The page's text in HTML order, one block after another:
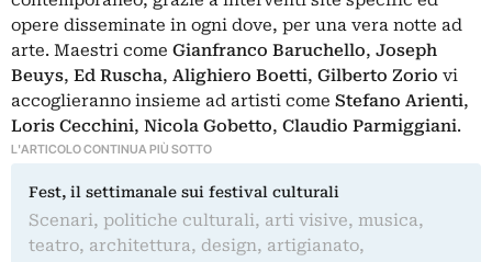
opere disseminate in ogni dove, per una vera notte ad
arte. Maestri come Gianfranco Baruchello, Joseph
Beuys, Ed Ruscha, Alighiero Boetti, Gilberto Zorio vi
accoglieranno insieme ad artisti come Stefano Arienti,
Loris Cecchini, Nicola Gobetto, Claudio Parmiggiani.
L'ARTICOLO CONTINUA PIÙ SOTTO
Fest, il settimanale sui festival culturali
Scenari, politiche culturali, arti visive, musica,
teatro, architettura, design, artigianato,